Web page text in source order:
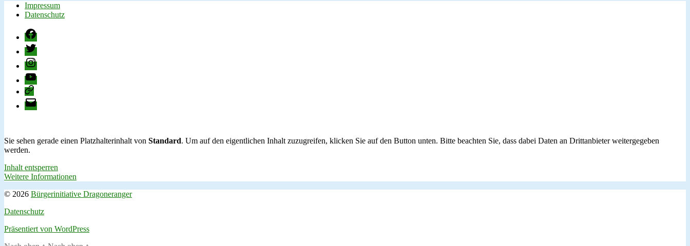
Impressum
Datenschutz
Facebook
Twitter
Instagram
YouTube
change.org
E-
Mail
Sie sehen gerade einen Platzhalterinhalt von Standard. Um auf den eigentlichen Inhalt zuzugreifen, klicken Sie auf den Button unten. Bitte beachten Sie, dass dabei Daten an Drittanbieter weitergegeben
werden.
Inhalt entsperren
Weitere Informationen
© 2026 Bürgerinitiative Dragoneranger
Datenschutz
Präsentiert von WordPress